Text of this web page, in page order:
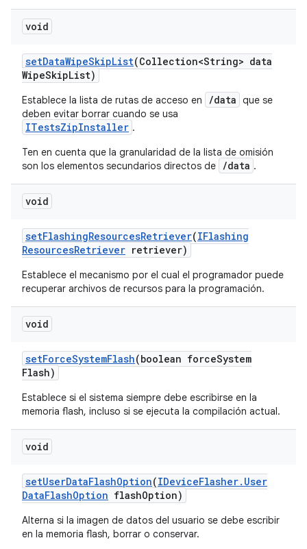
void
setDataWipeSkipList(Collection<String> data
WipeSkipList)
Establece la lista de rutas de acceso en /data que se
deben evitar borrar cuando se usa
ITestsZipInstaller .
Ten en cuenta que la granularidad de la lista de omisión
son los elementos secundarios directos de
/data .
void
setFlashingResourcesRetriever(IFlashing
ResourcesRetriever retriever)
Establece el mecanismo por el cual el programador puede
recuperar archivos de recursos para la programación.
void
setForceSystemFlash(boolean forceSystem
Flash)
Establece si el sistema siempre debe escribirse en la
memoria flash, incluso si se ejecuta la compilación actual.
void
setUserDataFlashOption(IDeviceFlasher. User
DataFlashOption flashOption)
Alterna si la imagen de datos del usuario se debe escribir
en la memoria flash, borrar o conservar.